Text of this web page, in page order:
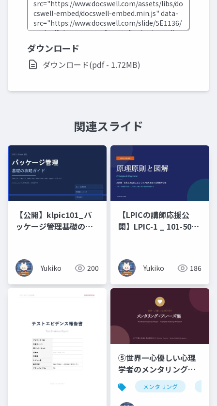
ダウンロード
ダウンロード(pdf - 1.72MB)
関連スライド
【公開】klpic101_パ
ッケージ管理基礎の攻
Yukiko 200
【LPICの講師応援公
開】LPIC-1 _ 101-500
ンジニアのための 7 日
間集中研修）コマンド
暗記ではなく、なぜそ
う動くのかを図で理解
Yukiko 186
⑤世界一心優しい心理
学者のメンタリング・
フレーズ集ビジネス編
× 恋人編 × 浄土真宗の
メンタリング